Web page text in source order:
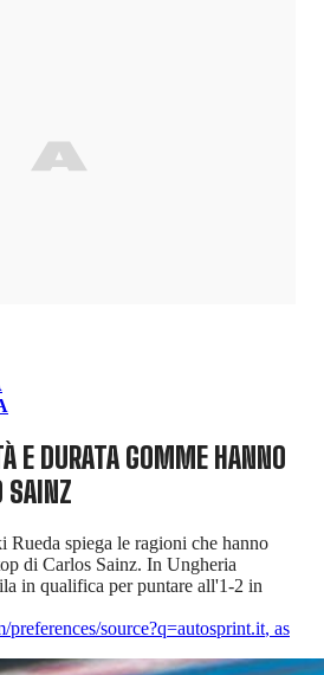
E DURATA GOMME HANNO
SAINZ
spiega le ragioni che hanno
di Carlos Sainz. In Ungheria
in qualifica per puntare all'1-2 in
source?q=autosprint.it, as